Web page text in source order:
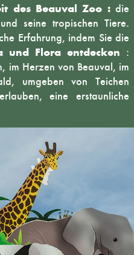
des Beauval Zoo :die
seine tropischen Tiere.
Erfahrung, indem Sie die
und Flora entdecken :
im Herzen von Beauval, im
umgeben von Teichen
eine erstaunliche